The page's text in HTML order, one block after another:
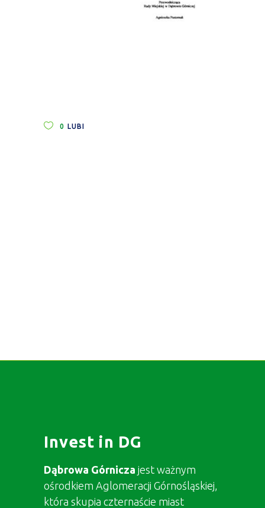
0 LUBI
Invest in DG
Dąbrowa Górnicza jest ważnym
ośrodkiem Aglomeracji Górnośląskiej,
która skupia czternaście miast